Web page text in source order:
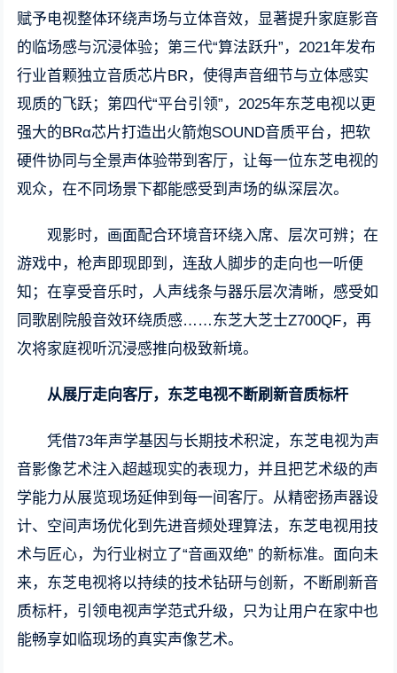
赋予电视整体环绕声场与立体音效，显著提升家庭影音
的临场感与沉浸体验；第三代“算法跃升”，2021年发布
行业首颗独立音质芯片BR，使得声音细节与立体感实
现质的飞跃；第四代“平台引领”，2025年东芝电视以更
强大的BRα芯片打造出火箭炮SOUND音质平台，把软
硬件协同与全景声体验带到客厅，让每一位东芝电视的
观众，在不同场景下都能感受到声场的纵深层次。
观影时，画面配合环境音环绕入席、层次可辨；在
游戏中，枪声即现即到，连敌人脚步的走向也一听便
知；在享受音乐时，人声线条与器乐层次清晰，感受如
同歌剧院般音效环绕质感……东芝大芝士Z700QF，再
次将家庭视听沉浸感推向极致新境。
从展厅走向客厅，东芝电视不断刷新音质标杆
凭借73年声学基因与长期技术积淀，东芝电视为声
音影像艺术注入超越现实的表现力，并且把艺术级的声
学能力从展览现场延伸到每一间客厅。从精密扬声器设
计、空间声场优化到先进音频处理算法，东芝电视用技
术与匠心，为行业树立了“音画双绝” 的新标准。面向未
来，东芝电视将以持续的技术钻研与创新，不断刷新音
质标杆，引领电视声学范式升级，只为让用户在家中也
能畅享如临现场的真实声像艺术。